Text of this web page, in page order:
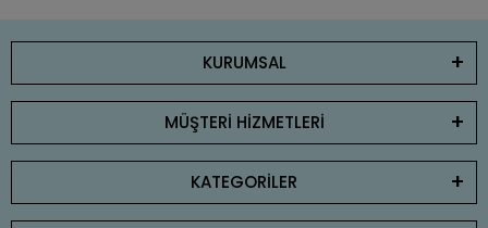
KURUMSAL
MÜŞTERİ HİZMETLERİ
KATEGORİLER